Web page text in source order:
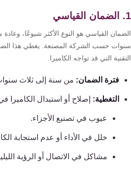
القياسي هو النوع الأكثر شيوعًا، وعادة
حسب الشركة المصنعة. يغطي هذا
التي قد تواجه الكاميرا.
فترة الضمان:من سنة إلى ثلاث
التغطية:إصلاح أو استبدال الكاميرا في
عيوب في تصنيع الأجزاء.
خلل في الأداء أو عدم استجابة
مشاكل في الاتصال أو الرؤية الليلية.
بصمة
والانصراف
شبكات
المحمول
انتركم